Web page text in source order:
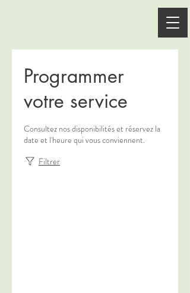
Programmer
votre service
Consultez nos disponibilités et réservez la
date et l'heure qui vous conviennent.
Filtrer